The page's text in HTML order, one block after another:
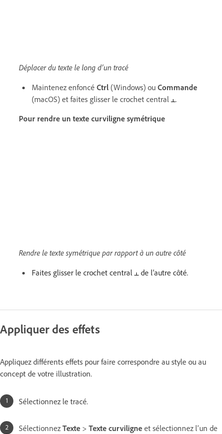
Déplacer du texte le long d’un tracé
Maintenez enfoncé Ctrl (Windows) ou Commande
(macOS) et faites glisser le crochet central
.
Pour rendre un texte curviligne symétrique
Rendre le texte symétrique par rapport à un autre côté
Faites glisser le crochet central
de l’autre côté.
Appliquer des effets
Appliquez différents effets pour faire correspondre au style ou au
concept de votre illustration.
Sélectionnez le tracé.
Sélectionnez Texte > Texte curviligne et sélectionnez l’un de